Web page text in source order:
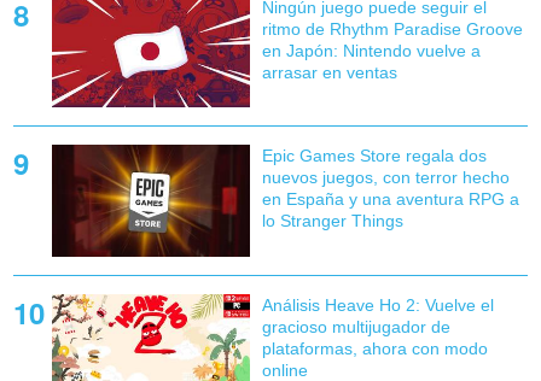
Ningún juego puede seguir el
ritmo de Rhythm Paradise Groove
en Japón: Nintendo vuelve a
arrasar en ventas
Epic Games Store regala dos
nuevos juegos, con terror hecho
en España y una aventura RPG a
lo Stranger Things
Análisis Heave Ho 2: Vuelve el
gracioso multijugador de
plataformas, ahora con modo
online